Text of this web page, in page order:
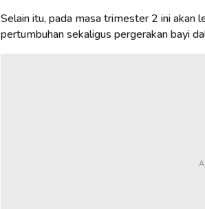
Selain itu, pada masa trimester 2 ini akan
pertumbuhan sekaligus pergerakan bayi